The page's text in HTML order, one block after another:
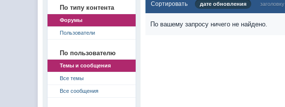
По типу контента
Форумы
Пользователи
По пользователю
Темы и сообщения
Все темы
Все сообщения
Сортировать дате обновления заголовку
По вашему запросу ничего не найдено.